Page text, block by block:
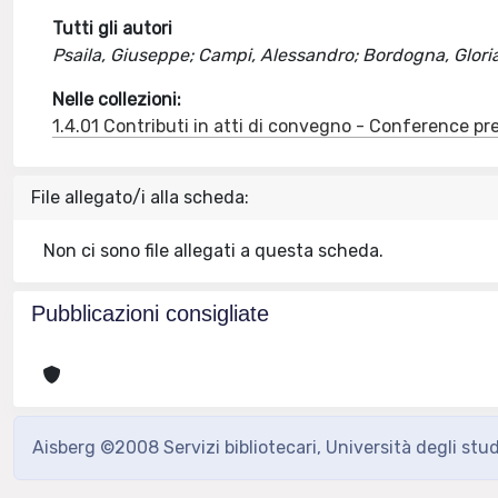
Tutti gli autori
Psaila, Giuseppe; Campi, Alessandro; Bordogna,
Nelle collezioni:
1.4.01 Contributi in atti di convegno - Conference
File allegato/i alla scheda:
Non ci sono file allegati a questa scheda.
Pubblicazioni consigliate
Aisberg ©2008 Servizi bibliotecari, Università degli